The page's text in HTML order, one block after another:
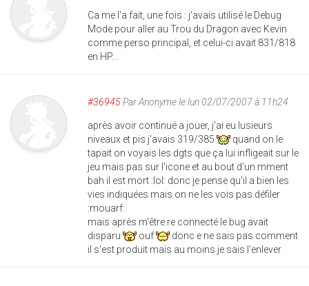
Ca me l'a fait, une fois : j'avais utilisé le Debug
Mode pour aller au Trou du Dragon avec Kevin
comme perso principal, et celui-ci avait 831/818
en HP...
#36945ParAnonymele lun 02/07/2007 à 11h24
après avoir continué a jouer, j'ai eu lusieurs
niveaux et pis j'avais 319/385
quand on le
tapait on voyais les dgts que ça lui infligeait sur le
jeu mais pas sur l'icone et au bout d'un mment
bah il est mort :lol: donc je pense qu'il a bien les
vies indiquées mais on ne les vois pas défiler
:mouarf:
mais après m'être re connecté le bug avait
disparu
ouf
donc e ne sais pas comment
il s'est produit mais au moins je sais l'enlever